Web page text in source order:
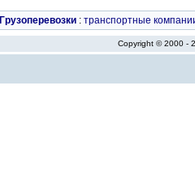
Грузоперевозки : транспортные
Copyright © 2000 -